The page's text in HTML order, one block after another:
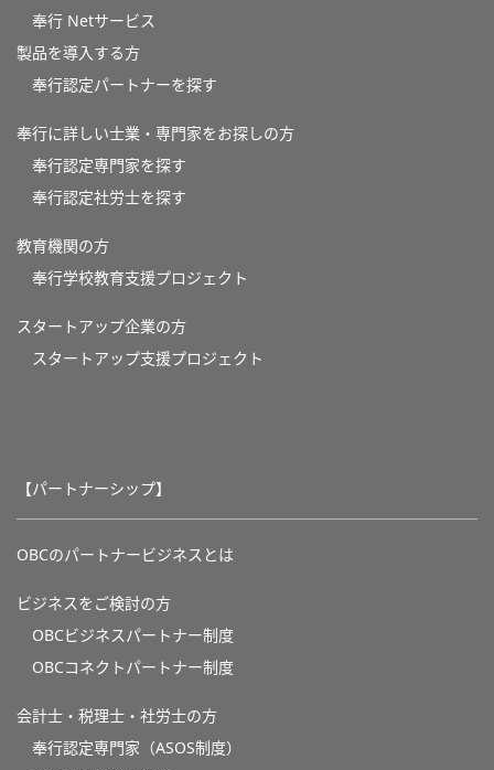
奉行 Netサービス
製品を導入する方
奉行認定パートナーを探す
奉行に詳しい士業・専門家をお探しの方
奉行認定専門家を探す
奉行認定社労士を探す
教育機関の方
奉⾏学校教育⽀援プロジェクト
スタートアップ企業の方
スタートアップ支援プロジェクト
【パートナーシップ】
OBCのパートナービジネスとは
ビジネスをご検討の方
OBCビジネスパートナー制度
OBCコネクトパートナー制度
会計士・税理士・社労士の方
奉行認定専門家（ASOS制度）